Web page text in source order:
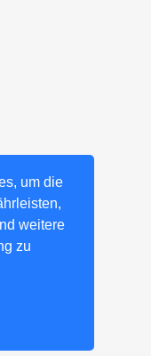
um die
weitere
zu